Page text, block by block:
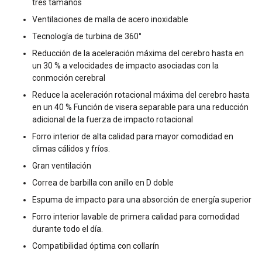
tres tamaños
Ventilaciones de malla de acero inoxidable
Tecnología de turbina de 360°
Reducción de la aceleración máxima del cerebro hasta en
un 30 % a velocidades de impacto asociadas con la
conmoción cerebral
Reduce la aceleración rotacional máxima del cerebro hasta
en un 40 % Función de visera separable para una reducción
adicional de la fuerza de impacto rotacional
Forro interior de alta calidad para mayor comodidad en
climas cálidos y fríos.
Gran ventilación
Correa de barbilla con anillo en D doble
Espuma de impacto para una absorción de energía superior
Forro interior lavable de primera calidad para comodidad
durante todo el día.
Compatibilidad óptima con collarín